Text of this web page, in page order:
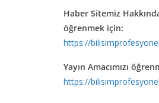
Haber Sitemiz
öğrenmek için:
https://
Yayın Amacımızı
https://